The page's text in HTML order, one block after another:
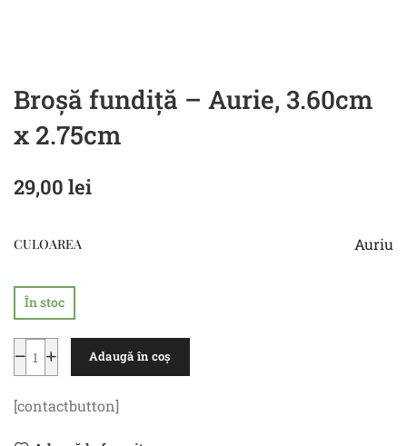
Broșă fundiță – Aurie, 3.60cm
x 2.75cm
29,00 lei
CULOAREA Auriu
În stoc
Adaugă în coș
[contactbutton]